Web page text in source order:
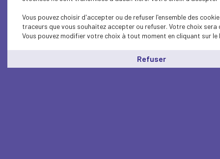
Vous pouvez choisir d'accepter ou de refuser l'ensemble des
traceurs que vous souhaitez accepter ou refuser. Votre choix
Vous pouvez modifier votre choix à tout moment en cliquant sur le
Refuser